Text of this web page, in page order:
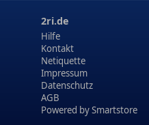
2ri.de
Hilfe
Kontakt
Netiquette
Impressum
Datenschutz
AGB
Powered bySmartstore